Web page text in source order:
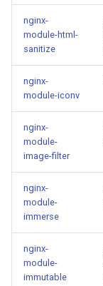
snappy
sniproxy
stats
string
t1k
tags
tarantool
nginx-
module-html-
sanitize
nginx-
module-iconv
nginx-
module-
image-filter
nginx-
module-
immerse
nginx-
module-
immutable